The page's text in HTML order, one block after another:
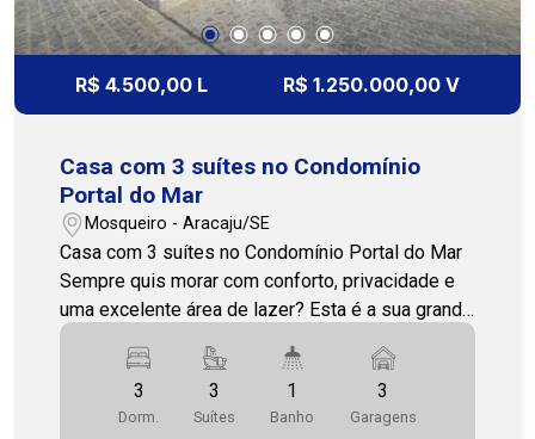
R$ 4.500,00 L R$ 1.250.000,00 V
Casa com 3 suítes no Condomínio
Portal do Mar
Mosqueiro - Aracaju/SE
Casa com 3 suítes no Condomínio Portal do Mar
Sempre quis morar com conforto, privacidade e
uma excelente área de lazer? Esta é a sua grande
oportunidade! Casa amplo e bem distribuído, com
3 suítes, sendo uma suíte com ar-condicionado e
box, e uma suíte master com ar-condicionado e
banheira, garantindo mais conforto e sofisticação.
3
Dorm.
3
Suítes
1
Banho
3
Garagens